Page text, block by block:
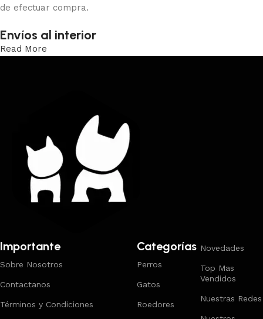
de efectuar compra.
Envíos al interior
Read More
Importante
Sobre Nosotros
Contactanos
Términos y Condiciones
Categorías
Perros
Gatos
Roedores
Novedades
Top Mas
Vendidos
Nuestras Redes